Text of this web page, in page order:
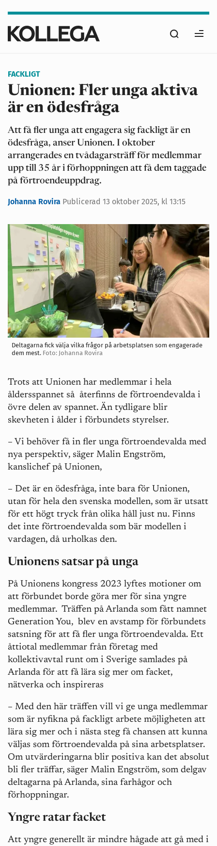
huvudinnehåll
Sök
FACKLIGT
Unionen: Fler unga aktiva
är en ödesfråga
Att få fler unga att engagera sig fackligt är en
ödesfråga, anser Unionen. I oktober
arrangerades en tvådagarsträff för medlemmar
upp till 35 år i förhoppningen att få dem taggade
på förtroendeuppdrag.
Johanna Rovira Publicerad 13 oktober 2025, kl 13:15
Deltagarna fick välja vilka frågor på arbetsplatsen som engagerade
dem mest. Foto: Johanna Rovira
Trots att Unionen har medlemmar i hela
åldersspannet så återfinns de förtroendevalda i
övre delen av spannet. Än tydligare blir
skevheten i ålder i förbundets styrelser.
– Vi behöver få in fler unga förtroendevalda med
nya perspektiv, säger Malin Engström,
kanslichef på Unionen,
– Det är en ödesfråga, inte bara för Unionen,
utan för hela den svenska modellen, som är utsatt
för ett högt tryck från olika håll just nu. Finns
det inte förtroendevalda som bär modellen i
vardagen, då urholkas den.
Unionens satsar på unga
På Unionens kongress 2023 lyftes motioner om
att förbundet borde göra mer för sina yngre
medlemmar. Träffen på Arlanda som fått namnet
Generation You, blev en avstamp för förbundets
satsning för att få fler unga förtroendevalda. Ett
åttiotal medlemmar från företag med
kollektivavtal runt om i Sverige samlades på
Arlanda för att få lära sig mer om facket,
nätverka och inspireras
– Med den här träffen vill vi ge unga medlemmar
som är nyfikna på fackligt arbete möjligheten att
lära sig mer och i nästa steg få chansen att kunna
väljas som förtroendevalda på sina arbetsplatser.
Om utvärderingarna blir positiva kan det absolut
bli fler träffar, säger Malin Engström, som delgav
deltagarna på Arlanda, sina farhågor och
förhoppningar.
Yngre ratar facket
Att yngre generellt är mindre hågade att gå med i